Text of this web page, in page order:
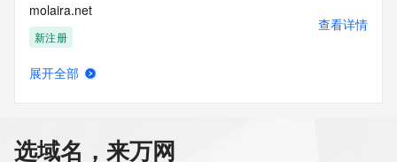
molaira.net
新注册
查看详情
展开全部
选域名，来万网